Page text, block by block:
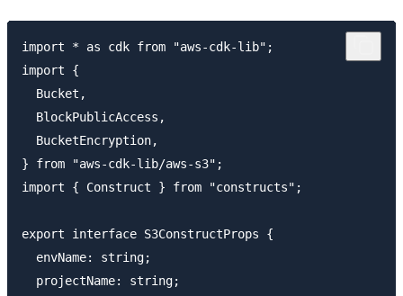
import * as cdk from "aws-cdk-lib";
import {
  Bucket,
  BlockPublicAccess,
  BucketEncryption,
} from "aws-cdk-lib/aws-s3";
import { Construct } from "constructs";
export interface S3ConstructProps {
  envName: string;
  projectName: string;